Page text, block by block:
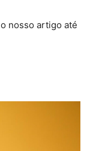
nosso artigo até